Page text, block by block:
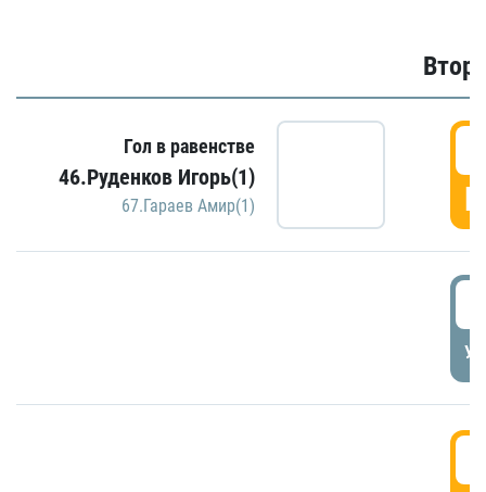
Гол в равенстве
46.Руденков Игорь(1)
67.Гараев Амир(1)